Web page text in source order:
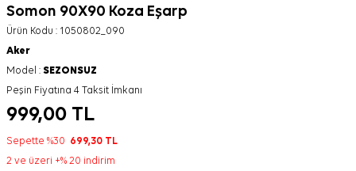
Somon 90X90 Koza Eşarp
Ürün Kodu : 1050802_090
Aker
Model : SEZONSUZ
Peşin Fiyatına 4 Taksit İmkanı
999,00 TL
Sepette %30 699,30 TL
2 ve üzeri +% 20 indirim